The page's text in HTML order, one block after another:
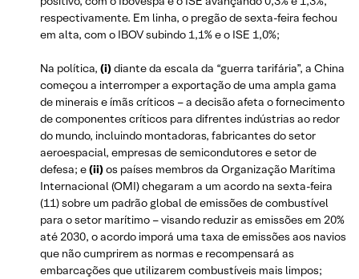
respectivamente. Em linha, o pregão de sexta-feira fechou
em alta, com o IBOV subindo 1,1% e o ISE 1,0%;
Na política, (i)diante da escala da “guerra tarifária”, a China
começou a interromper a exportação de uma ampla gama
de minerais e ímãs críticos – a decisão afeta o fornecimento
de componentes críticos para difrentes indústrias ao redor
do mundo, incluindo montadoras, fabricantes do setor
aeroespacial, empresas de semicondutores e setor de
defesa; e(ii)os países membros da Organização Marítima
Internacional (OMI) chegaram a um acordo na sexta-feira
(11) sobre um padrão global de emissões de combustível
para o setor marítimo – visando reduzir as emissões em 20%
até 2030, o acordo imporá uma taxa de emissões aos navios
que não cumprirem as normas e recompensará as
embarcações que utilizarem combustíveis mais limpos;